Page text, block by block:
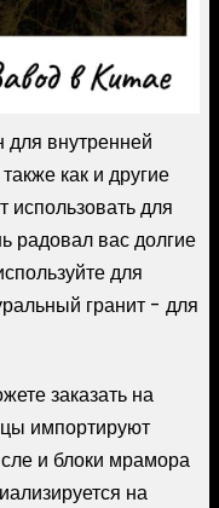
внутренней
как и другие
использовать для
радовал вас долгие
для
гранит - для
заказать на
импортируют
и блоки мрамора
на